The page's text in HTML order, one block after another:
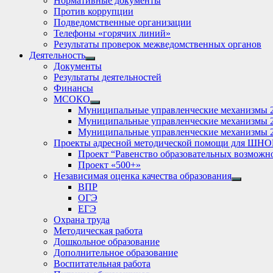
Против коррупции
Подведомственные организации
Телефоны «горячих линий»
Результаты проверок межведомственных органов
Деятельность
Show
sub
menu
Документы
Результаты деятельностей
Финансы
МСОКО
Show
sub
menu
Муниципальные управленческие механизмы
Муниципальные управленческие механизмы
Муниципальные управленческие механизмы
Проекты адресной методической помощи для
Проект “Равенство образовательных
Проект «500+»
Независимая оценка качества образования
Show
ВПР
ОГЭ
ЕГЭ
Охрана труда
Методическая работа
Дошкольное образование
Дополнительное образование
Воспитательная работа